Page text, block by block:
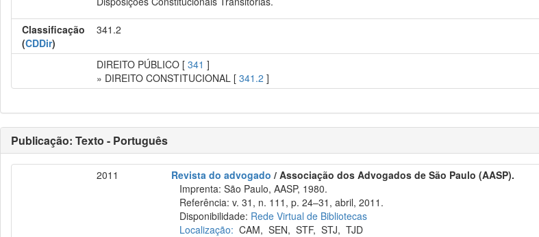
Classificação
(CDDir)
341.2
DIREITO PÚBLICO [341 ]
» DIREITO CONSTITUCIONAL [341.2 ]
Publicação: Texto - Português
2011 Revista do advogado / Associação dos Advogados de São Paulo (AASP).
Imprenta: São Paulo, AASP, 1980.
Referência: v. 31, n. 111, p. 24–31, abril, 2011.
Disponibilidade: Rede Virtual de Bibliotecas
Localização: CAM,SEN,STF,STJ,TJD